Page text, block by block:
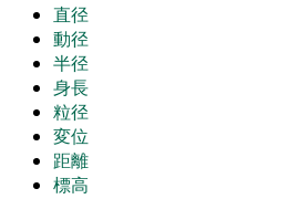
直径
動径
半径
身長
粒径
変位
距離
標高